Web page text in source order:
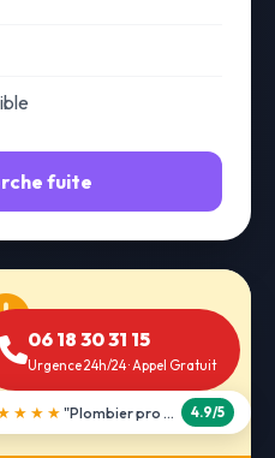
fuite
24h/24
express
06 18 30 31 15
Urgence 24h/24 · Appel Gratuit
"Débouchage WC en 30 min" 5.0/5